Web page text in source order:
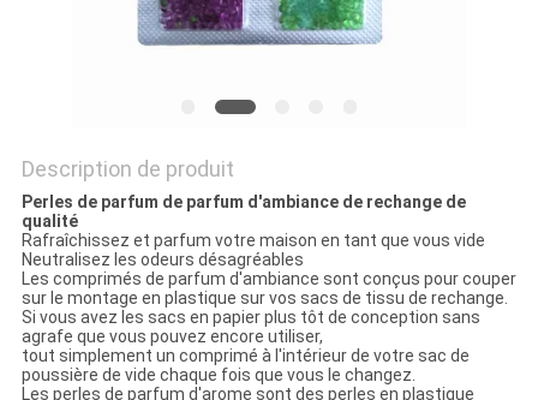
PRIVACY
Description de produit
Perles de parfum de parfum d'ambiance de rechange de
qualité
Rafraîchissez et parfum votre maison en tant que vous vide
Neutralisez les odeurs désagréables
Les comprimés de parfum d'ambiance sont conçus pour couper
sur le montage en plastique sur vos sacs de tissu de rechange.
Si vous avez les sacs en papier plus tôt de conception sans
agrafe que vous pouvez encore utiliser,
tout simplement un comprimé à l'intérieur de votre sac de
poussière de vide chaque fois que vous le changez.
Les perles de parfum d'arome sont des perles en plastique